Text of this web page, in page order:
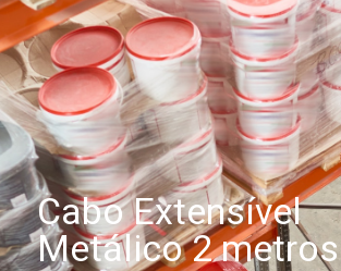
Cabo Extensível
Metálico 2 metros